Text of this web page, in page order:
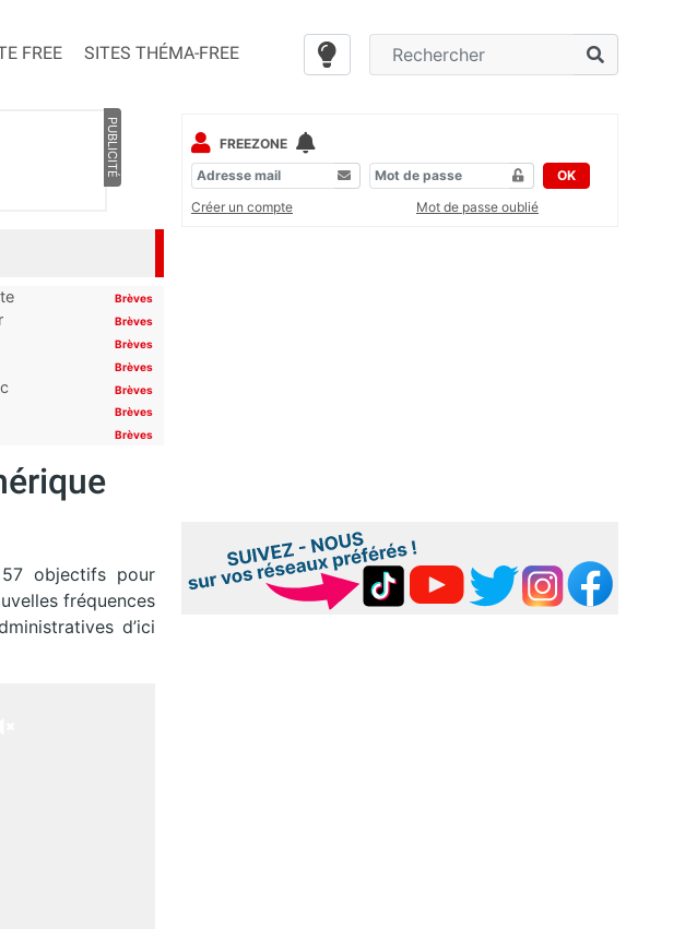
FREE SITES THÉMA-FREE
PUBLICITÉ
Brèves
Brèves
Brèves
Brèves
Brèves
Brèves
Brèves
objectifs pour
fréquences
d’ici
FREEZONE
OK
Créer un compte
Mot de passe oublié